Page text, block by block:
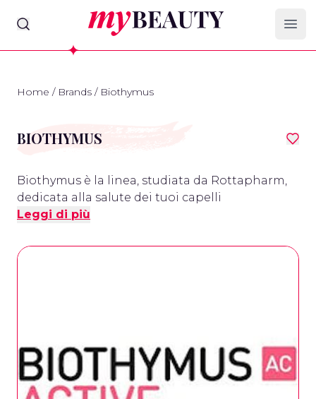
myBeauty
Home / Brands / Biothymus
BIOTHYMUS
Biothymus è la linea, studiata da Rottapharm,
dedicata alla salute dei tuoi capelli
Leggi di più